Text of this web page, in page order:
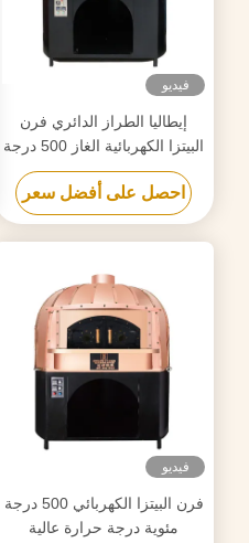
فيديو
إيطاليا الطراز الدائري فرن
البيتزا الكهربائية الغاز 500 درجة
مئوية عالية الحرارة
احصل على أفضل سعر
فيديو
فرن البيتزا الكهربائي 500 درجة
مئوية درجة حرارة عالية